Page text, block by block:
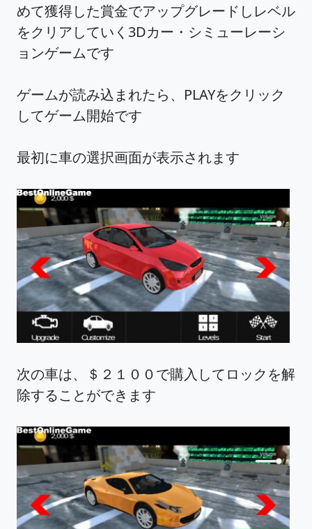
めて獲得した賞金でアップグレードしレベル
をクリアしていく3Dカー・シミューレーシ
ョンゲームです
ゲームが読み込まれたら、PLAYをクリック
してゲーム開始です
最初に車の選択画面が表示されます
次の車は、＄２１００で購入してロックを解
除することができます